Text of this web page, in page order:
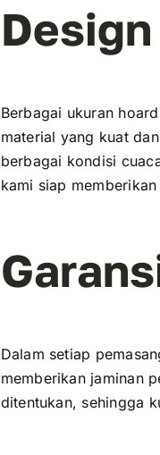
Berbagai ukuran
material yang kuat
berbagai kondisi
kami siap
Dalam setiap
memberikan jaminan
ditentukan, sehingga